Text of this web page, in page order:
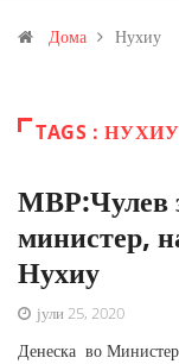
Иловица и со антимонот?
Дома Нухиу
TAGS : НУХИУ
МВР:Чулев
министер,
Нухиу
јули 25, 2020
Денеска во